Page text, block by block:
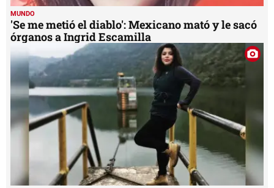
MUNDO
'Se me metió el diablo': Mexicano mató y le sacó
órganos a Ingrid Escamilla